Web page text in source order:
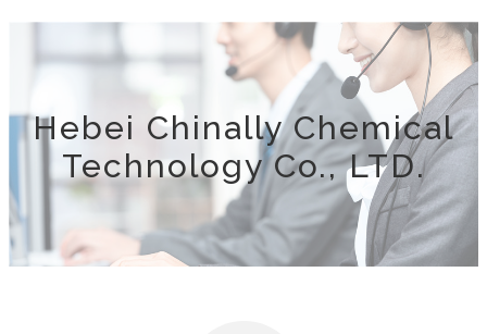
Hebei Chinally Chemical
Technology Co., LTD.